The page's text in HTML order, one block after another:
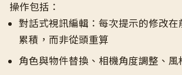
操作包括：
對話式視訊編輯：每次提示的修改在
累積，而非從頭重算
角色與物件替換、相機角度調整、風